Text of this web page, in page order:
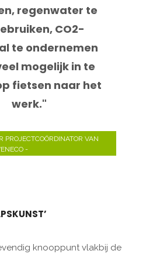
regenwater te
CO2-
te ondernemen
mogelijk in te
fietsen naar het
werk."
PROJECTCOÖRDINATOR VAN
-
knooppunt vlakbij de